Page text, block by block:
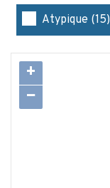
Atypique (15)
+
−